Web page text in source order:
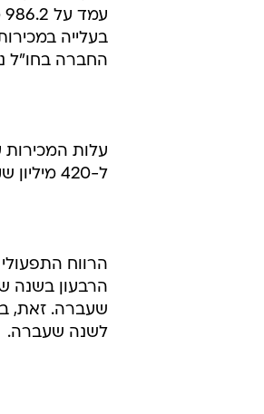
החברה בחו"ל
ל-420 מיליון שקל.
לשנה שעברה.